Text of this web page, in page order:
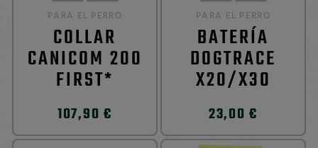
PARA EL PERRO
COLLAR
CANICOM 200
FIRST*
107,90 €
PARA EL PERRO
BATERÍA
DOGTRACE
X20/X30
23,00 €